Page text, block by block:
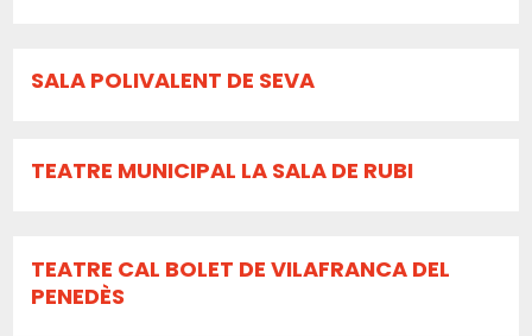
SALA POLIVALENT DE SEVA
TEATRE MUNICIPAL LA SALA DE RUBI
TEATRE CAL BOLET DE VILAFRANCA DEL
PENEDÈS